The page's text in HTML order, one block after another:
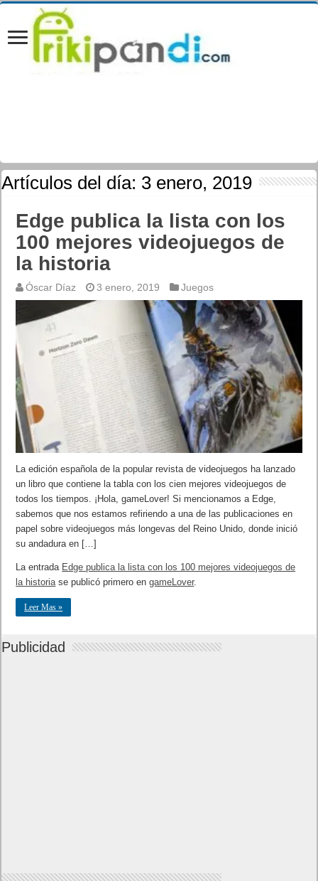
Artículos del día: 3 enero, 2019
Edge publica la lista con los
100 mejores videojuegos de
la historia
Óscar Díaz 3 enero, 2019 Juegos
La edición española de la popular revista de videojuegos ha lanzado
un libro que contiene la tabla con los cien mejores videojuegos de
todos los tiempos. ¡Hola, gameLover! Si mencionamos a Edge,
sabemos que nos estamos refiriendo a una de las publicaciones en
papel sobre videojuegos más longevas del Reino Unido, donde inició
su andadura en […]
La entrada Edge publica la lista con los 100 mejores videojuegos de
la historia se publicó primero engameLover.
Leer Mas »
Publicidad